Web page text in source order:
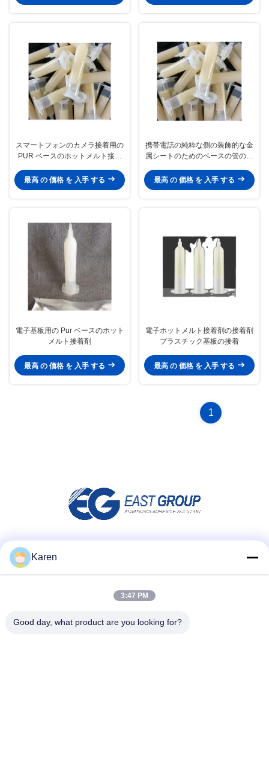
スマートフォンのカメラ接着用の
PUR ベースのホットメルト接着
最高 の 価格 を 入手 する
携帯電話の純粋な側の装飾的な金
属シートのためのベースの管のホ
最高 の 価格 を 入手 する
電子基板用の Pur ベースのホット
メルト接着剤
最高 の 価格 を 入手 する
電子ホットメルト接着剤の接着剤
プラスチック基板の接着
最高 の 価格 を 入手 する
1
テレ
Karen
3:47 PM
Good day, what product are you looking for?